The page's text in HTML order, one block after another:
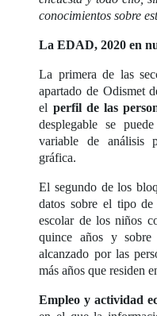
conocimientos sobre
La EDAD, 2020 en
La primera de las
apartado de Odismet
el perfil de las
desplegable se
variable de análisis
gráfica.
El segundo de los
datos sobre el tipo
escolar de los niños
quince años y
alcanzado por las
más años que residen
Empleo y actividad